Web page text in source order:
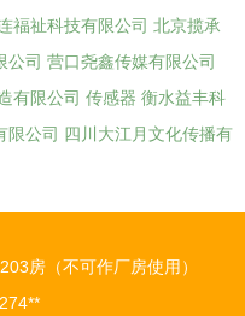
福祉科技有限公司 北京揽承
公司 营口尧鑫传媒有限公司
有限公司 传感器 衡水益丰科
限公司 四川大江月文化传播有
房（不可作厂房使用）